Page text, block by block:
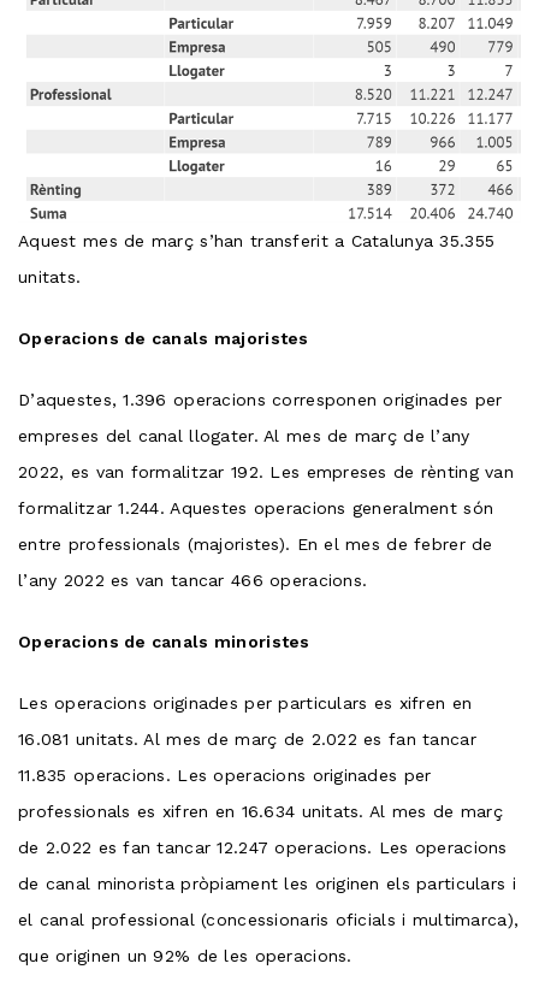
Aquest mes de març s’han transferit a Catalunya 35.355
unitats.
Operacions de canals majoristes
D’aquestes, 1.396 operacions corresponen originades per
empreses del canal llogater. Al mes de març de l’any
2022, es van formalitzar 192. Les empreses de rènting van
formalitzar 1.244. Aquestes operacions generalment són
entre professionals (majoristes). En el mes de febrer de
l’any 2022 es van tancar 466 operacions.
Operacions de canals minoristes
Les operacions originades per particulars es xifren en
16.081 unitats. Al mes de març de 2.022 es fan tancar
11.835 operacions. Les operacions originades per
professionals es xifren en 16.634 unitats. Al mes de març
de 2.022 es fan tancar 12.247 operacions. Les operacions
de canal minorista pròpiament les originen els particulars i
el canal professional (concessionaris oficials i multimarca),
que originen un 92% de les operacions.